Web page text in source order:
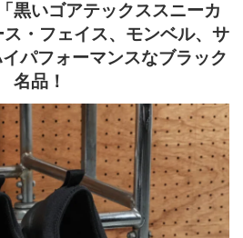
黒いゴアテックススニーカ
・フェイス、モンベル、サ
パフォーマンスなブラック
名品！